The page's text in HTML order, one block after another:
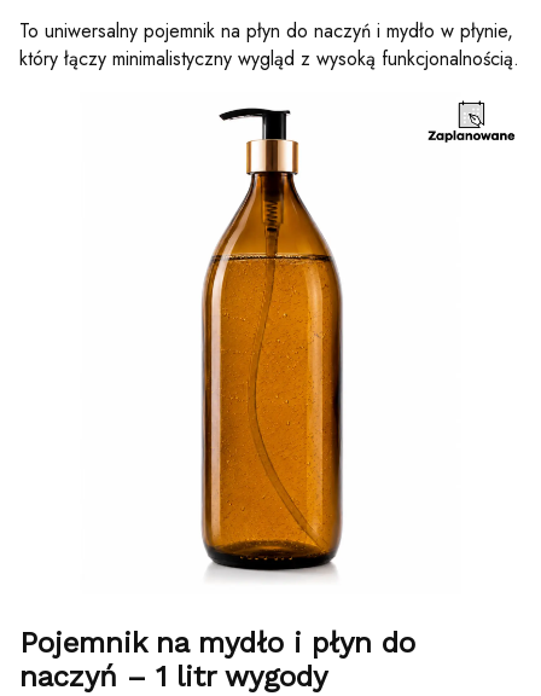
To uniwersalny pojemnik na płyn do naczyń i mydło w płynie,
który łączy minimalistyczny wygląd z wysoką funkcjonalnością.
Pojemnik na mydło i płyn do
naczyń – 1 litr wygody